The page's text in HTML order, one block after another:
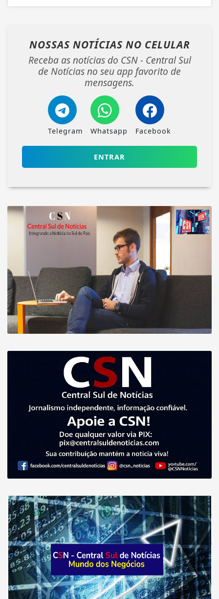
NOSSAS NOTÍCIAS NO CELULAR
Receba as notícias do CSN - Central Sul
de Notícias no seu app favorito de
mensagens.
Telegram Whatsapp Facebook
ENTRAR